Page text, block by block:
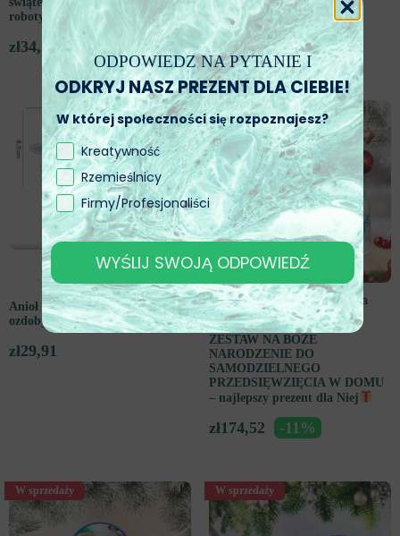
roboty (6 cm)
zł34,24
zł21,12 -31%
Anioł z sercem na świąteczne
ozdoby DIY
zł29,91
W sprzedaży
ZESTAW NA BOŻE
NARODZENIE DO
SAMODZIELNEGO
PRZEDSIĘWZIĘCIA W DOMU
– najlepszy prezent dla Niej
zł174,52 -11%
W sprzedaży W sprzedaży
ODPOWIEDZ NA PYTANIE I
ODKRYJ NASZ PREZENT DLA CIEBIE!
W której społeczności się rozpoznajesz?
Kreatywność
Rzemieślnicy
Firmy/Profesjonaliści
WYŚLIJ SWOJĄ ODPOWIEDŹ